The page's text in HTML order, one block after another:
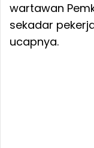
wartawan
sekadar
ucapnya.